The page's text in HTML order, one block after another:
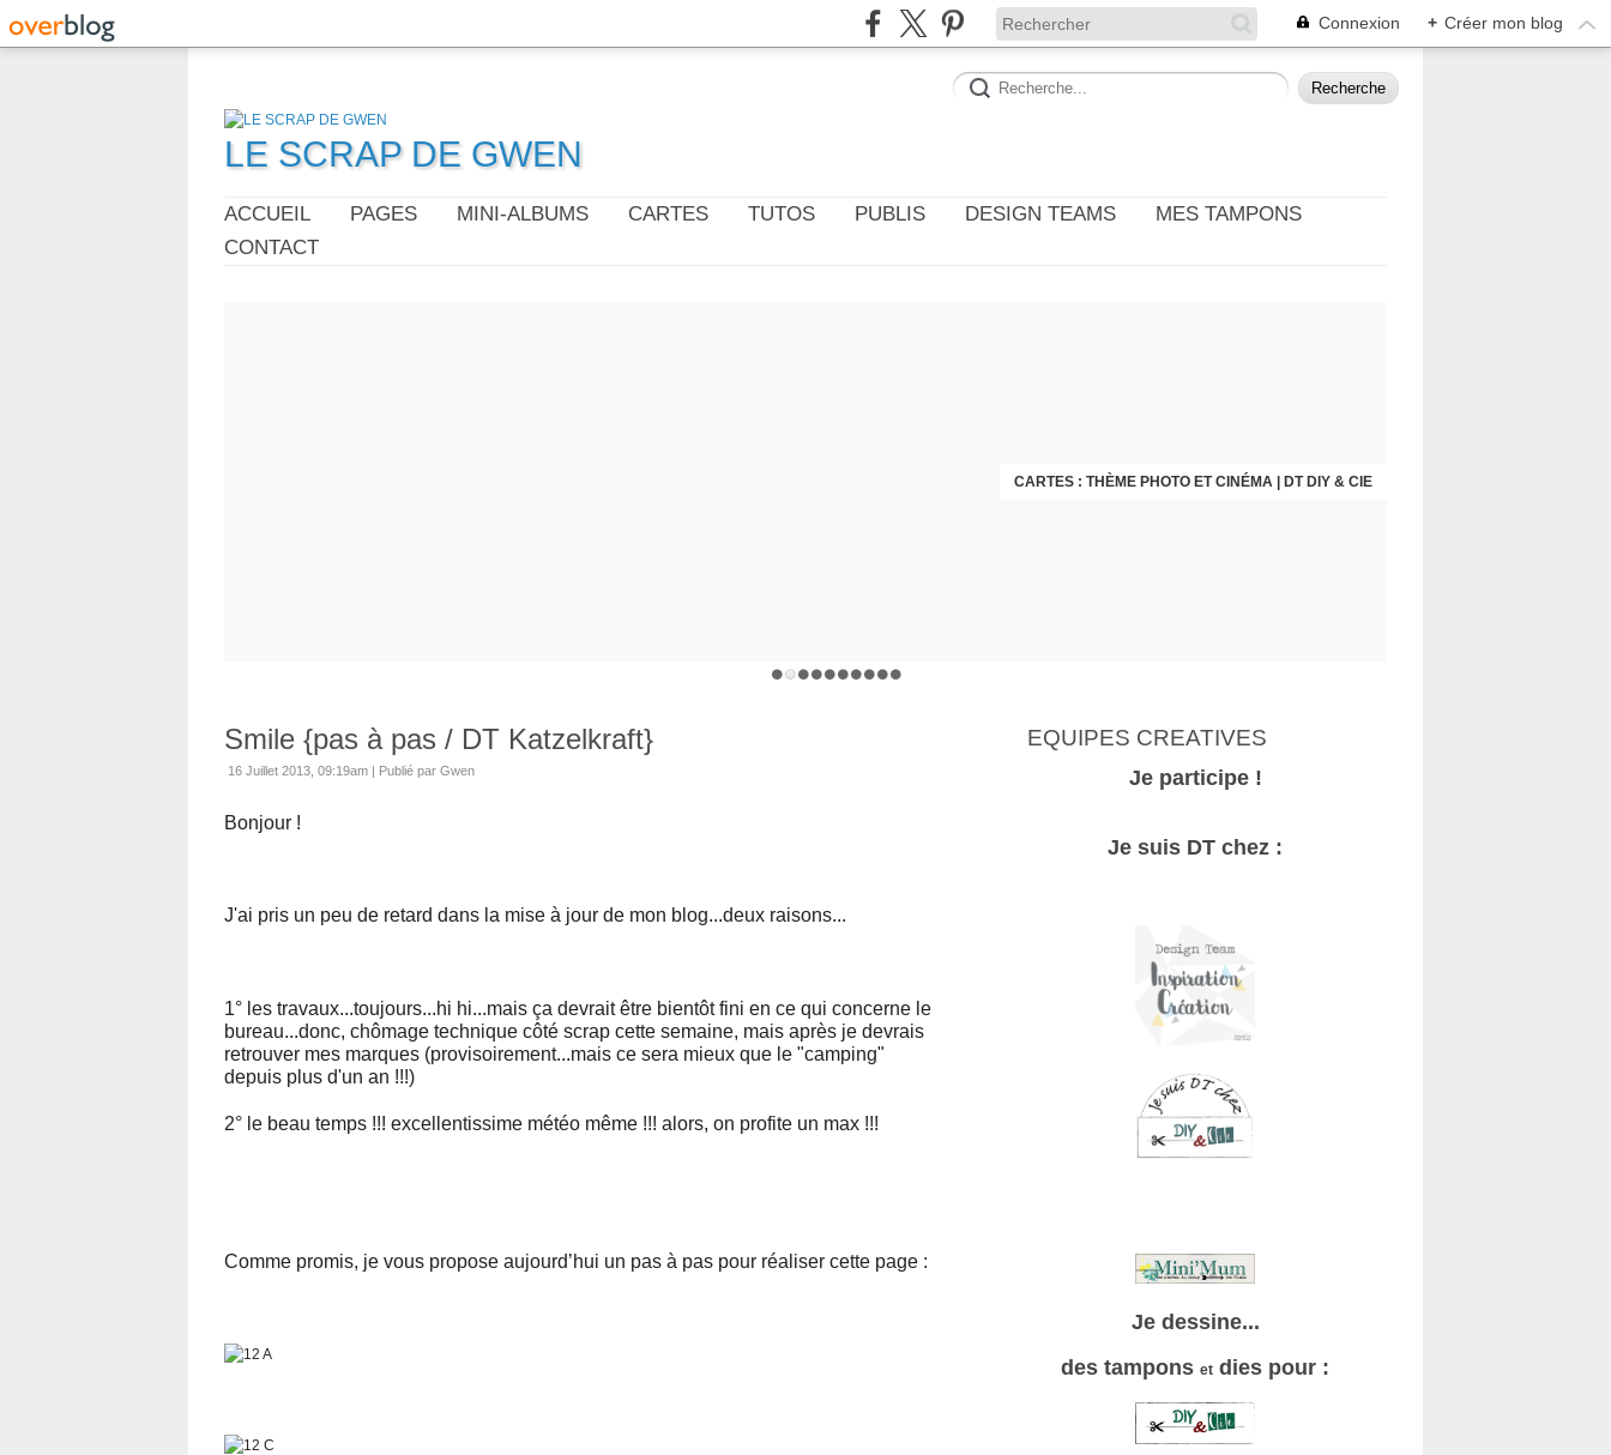
Connexion + Créer mon blog
LE SCRAP DE GWEN
ACCUEIL PAGES MINI-ALBUMS CARTES TUTOS PUBLIS DESIGN TEAMS
MES TAMPONS
CONTACT
CARTES : THÈME PHOTO ET CINÉMA | DT DIY & CIE
FLEUR DES CHAMPS | PAGE
Smile {pas à pas / DT Katzelkraft}
16 Juillet 2013, 09:19am | Publié par Gwen
Bonjour !
J'ai pris un peu de retard dans la mise à jour de mon blog...deux raisons...
1° les travaux...toujours...hi hi...mais ça devrait être bientôt fini en ce qui concerne le
bureau...donc, chômage technique côté scrap cette semaine, mais après je devrais
retrouver mes marques (provisoirement...mais ce sera mieux que le "camping"
depuis plus d'un an !!!)
2° le beau temps !!! excellentissime météo même !!! alors, on profite un max !!!
Comme promis, je vous propose aujourd’hui un pas à pas pour réaliser cette page :
EQUIPES CREATIVES
Je participe !
Je suis DT chez :
Je dessine...
des tampons et dies pour :